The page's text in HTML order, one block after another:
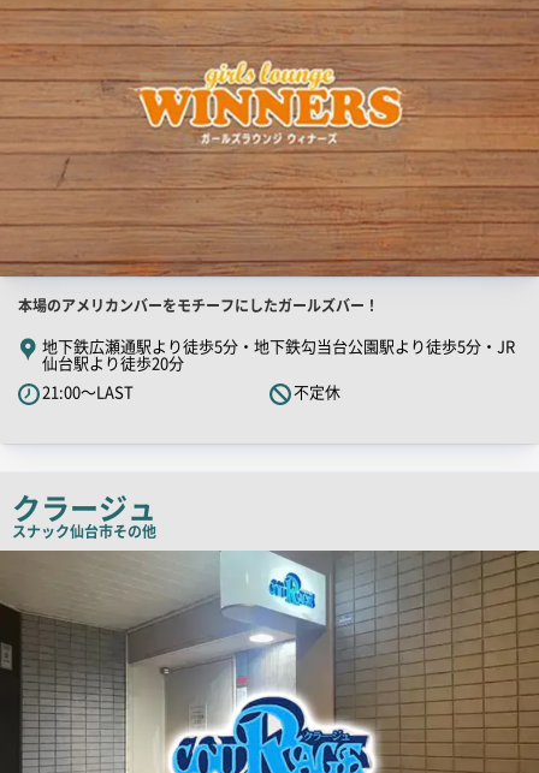
店
舗
PR
キ
ッ
コ
ピ
本場のアメリカンバーをモチーフにしたガールズバー！
地下鉄広瀬通駅より徒歩5分・地下鉄勾当台公園駅より徒歩5分・JR
仙台駅より徒歩20分
21:00～LAST
不定休
クラージュ
スナック仙台市その他
店
画